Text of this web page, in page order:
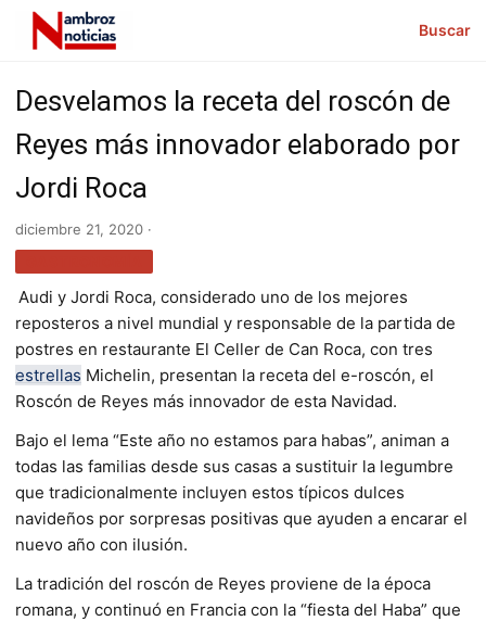
Buscar
Desvelamos la receta del roscón de
Reyes más innovador elaborado por
Jordi Roca
diciembre 21, 2020 ·
Audi y Jordi Roca, considerado uno de los mejores
reposteros a nivel mundial y responsable de la partida de
postres en restaurante El Celler de Can Roca, con tres
estrellas Michelin, presentan la receta del e-roscón, el
Roscón de Reyes más innovador de esta Navidad.
Bajo el lema “Este año no estamos para habas”, animan a
todas las familias desde sus casas a sustituir la legumbre
que tradicionalmente incluyen estos típicos dulces
navideños por sorpresas positivas que ayuden a encarar el
nuevo año con ilusión.
La tradición del roscón de Reyes proviene de la época
romana, y continuó en Francia con la “fiesta del Haba” que